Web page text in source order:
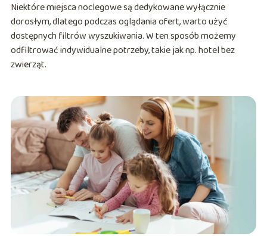
Niektóre miejsca noclegowe są dedykowane wyłącznie
dorosłym, dlatego podczas oglądania ofert, warto użyć
dostępnych filtrów wyszukiwania. W ten sposób możemy
odfiltrować indywidualne potrzeby, takie jak np. hotel bez
zwierząt.